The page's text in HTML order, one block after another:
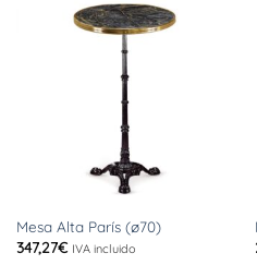
Mesa Alta París (ø70)
347,27€ IVA incluido